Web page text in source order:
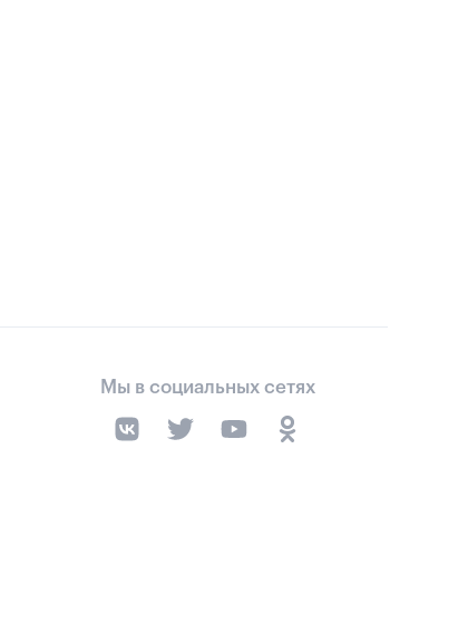
Мы в социальных сетях